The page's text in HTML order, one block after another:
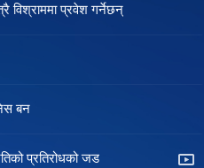
विश्राममा प्रवेश गर्नेछन्
बन
प्रतिरोधको जड